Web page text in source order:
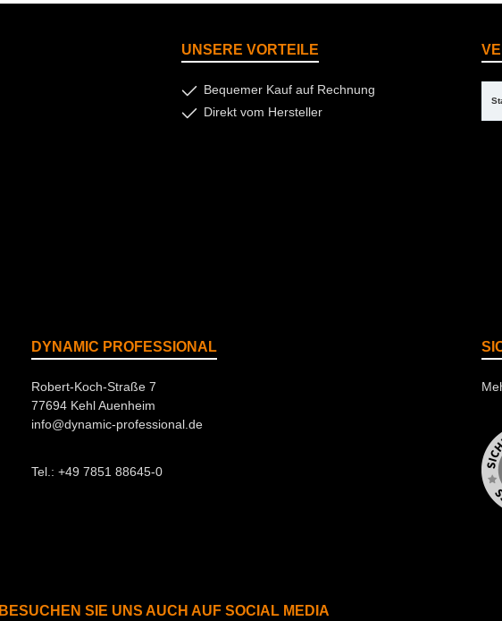
UNSERE VORTEILE
Bequemer Kauf auf Rechnung
Direkt vom Hersteller
DYNAMIC PROFESSIONAL
Robert-Koch-Straße 7
77694 Kehl Auenheim
info@dynamic-professional.de
Tel.: +49 7851 88645-0
BESUCHEN SIE UNS AUCH AUF SOCIAL MEDIA